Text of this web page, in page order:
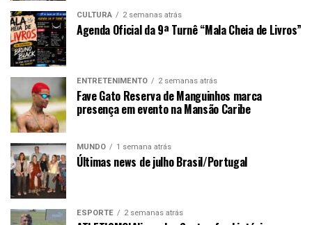
CULTURA 2 semanas atrás
Agenda Oficial da 9ª Turnê “Mala Cheia de Livros”
ENTRETENIMENTO 2 semanas atrás
Fave Gato Reserva de Manguinhos marca
presença em evento na Mansão Caribe
MUNDO 1 semana atrás
Últimas news de julho Brasil/Portugal
ESPORTE 2 semanas atrás